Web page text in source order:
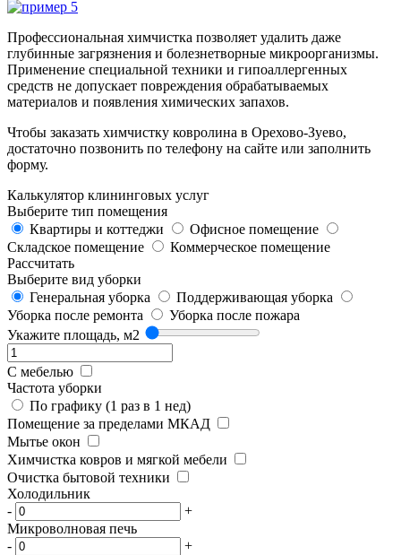
Профессиональная химчистка позволяет удалить даже
глубинные загрязнения и болезнетворные микроорганизмы.
Применение специальной техники и гипоаллергенных
средств не допускает повреждения обрабатываемых
материалов и появления химических запахов.
Чтобы заказать химчистку ковролина в Орехово-Зуево,
достаточно позвонить по телефону на сайте или заполнить
форму.
Калькулятор клининговых услуг
Выберите тип помещения
Квартиры и коттеджи
Офисное помещение
Складское помещение
Коммерческое помещение
Рассчитать
Выберите вид уборки
Генеральная уборка
Поддерживающая уборка
Уборка после ремонта
Уборка после пожара
Укажите площадь, м2
С мебелью
Частота уборки
По графику (1 раз в 1 нед)
Помещение за пределами МКАД
Мытье окон
Химчистка ковров и мягкой мебели
Очистка бытовой техники
Холодильник
-
+
Микроволновая печь
-
+